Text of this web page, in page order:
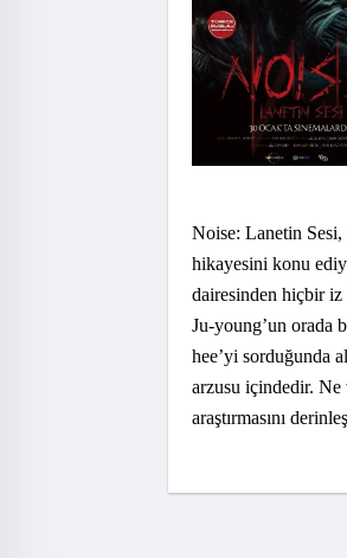
Noise: Lanetin Sesi,
hikayesini konu
dairesinden hiçbir iz
Ju-young’un orada
hee’yi sorduğunda
arzusu içindedir. Ne
araştırmasını